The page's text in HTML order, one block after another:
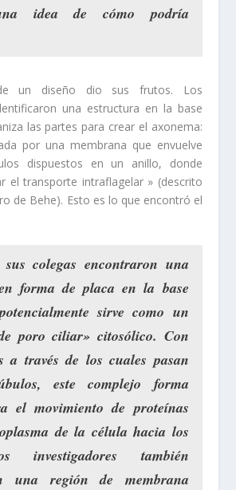
idea de cómo podría
un diseño dio sus frutos. Los
una estructura en la base
las partes para crear el axonema:
por una membrana que envuelve
dispuestos en un anillo, donde
el transporte intraflagelar » (descrito
de Behe). Esto es lo que encontró el
colegas encontraron una
forma de placa en la base
sirve como un
poro ciliar» citosólico. Con
a través de los cuales pasan
, estecomplejo forma
el movimiento de proteínas
de la célula hacia los
investigadores también
unaregión de membrana